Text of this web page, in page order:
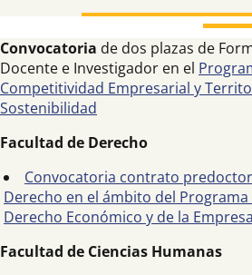
Saber más
Convocatoria de dos plazas de
Docente e Investigador en el
Competitividad Empresarial y
Sostenibilidad
Facultad de Derecho
Convocatoria contrato
Derecho en el ámbito del
Derecho Económico y de la Empresa
Facultad de Ciencias Humanas